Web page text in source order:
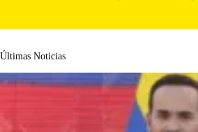
Últimas Noticias